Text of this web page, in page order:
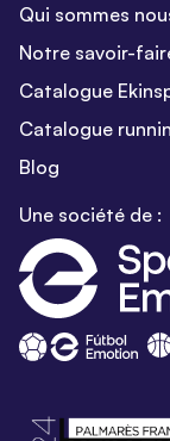
Qui sommes
Notre savoir-
Catalogue
Catalogue
Blog
Une société de :